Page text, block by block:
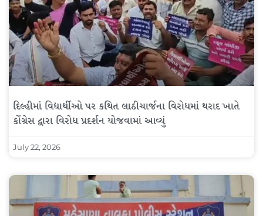
દિલ્હીમાં વિદ્યાર્થીઓ પર કથિત લાઠીચાર્જના વિરોધમાં થરાદ ખાતે
કોંગ્રેસ દ્વારા વિરોધ પ્રદર્શન યોજવામાં આવ્યું
July 22, 2026